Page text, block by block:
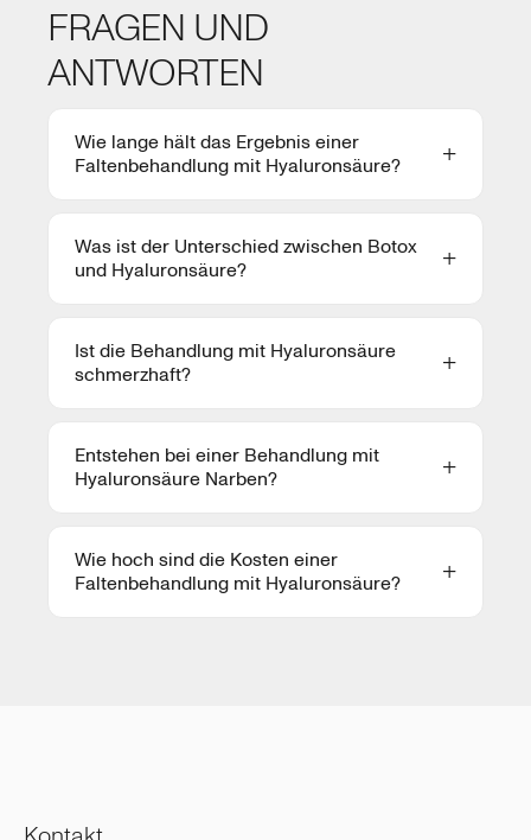
FRAGEN UND
ANTWORTEN
Wie lange hält das Ergebnis einer
Faltenbehandlung mit Hyaluronsäure?
Was ist der Unterschied zwischen Botox
und Hyaluronsäure?
Ist die Behandlung mit Hyaluronsäure
schmerzhaft?
Entstehen bei einer Behandlung mit
Hyaluronsäure Narben?
Wie hoch sind die Kosten einer
Faltenbehandlung mit Hyaluronsäure?